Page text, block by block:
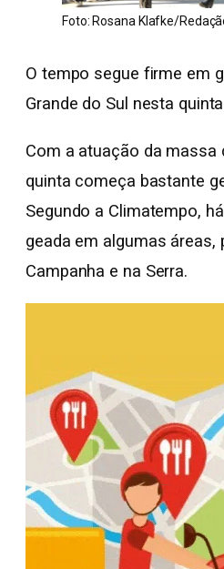
Foto: Rosana Klafke/
O tempo segue firme em
Grande do Sul nesta
Com a atuação da massa
quinta começa bastante
Segundo a Climatempo,
geada em algumas áreas,
Campanha e na Serra.